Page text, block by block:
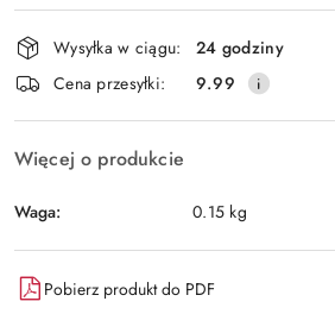
Wyślij
Dostępność
i
dostawa
Wysyłka w ciągu:
24 godziny
Cena przesyłki:
9.99
Więcej o produkcie
Waga: 0.15 kg
Pobierz produkt do PDF